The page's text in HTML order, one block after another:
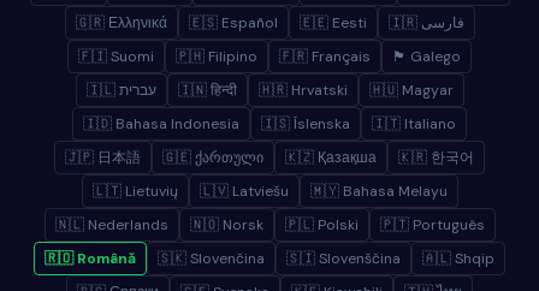
🇬🇷 Ελληνικά
🇪🇸 Español 🇪🇪 Eesti
🇮🇷 فارسی
🇫🇮 Suomi
🇵🇭 Filipino 🇫🇷 Français
🏴 Galego
🇮🇱 עברית
🇮🇳 हिन्दी 🇭🇷 Hrvatski
🇭🇺 Magyar
🇮🇩 Bahasa Indonesia
🇮🇸 Íslenska
🇮🇹 Italiano
🇯🇵 日本語
🇬🇪 ქართული 🇰🇿 Қазақша
🇰🇷 한국어
🇱🇹 Lietuvių
🇱🇻 Latviešu
🇲🇾 Bahasa Melayu
🇳🇱 Nederlands
🇳🇴 Norsk 🇵🇱 Polski
🇵🇹 Português
🇷🇴 Română
🇸🇰 Slovenčina 🇸🇮 Slovenščina
🇦🇱 Shqip